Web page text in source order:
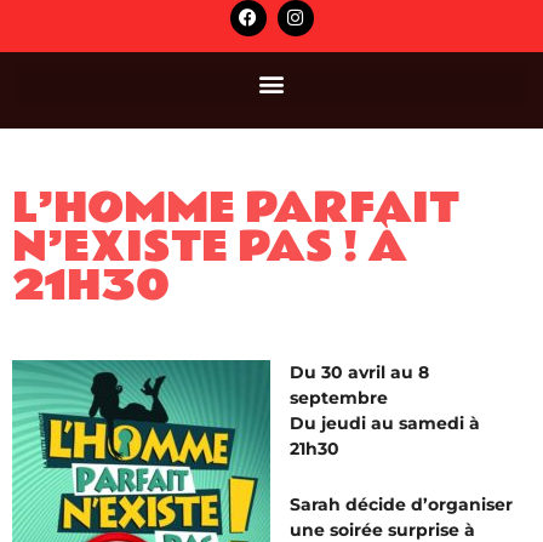
L’HOMME PARFAIT
N’EXISTE PAS ! À
21H30
Du 30 avril au 8
septembre
Du jeudi au samedi à
21h30
Sarah décide d’organiser
une soirée surprise à